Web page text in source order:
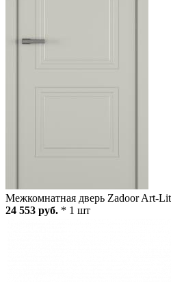
Межкомнатная дверь Zadoor Art-
24 553 руб. * 1 шт